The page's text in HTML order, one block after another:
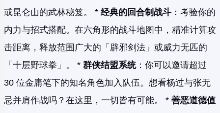
或昆仑山的武林秘笈。 * 经典的回合制战斗 ：考验你的
内力与招式搭配。在六角形的战斗地图中，精准计算攻
击距离，释放范围广大的「辟邪剑法」或威力无匹的
「十层野球拳」。 * 群侠结盟系统：你可以邀请超过
30 位金庸笔下的知名角色加入队伍。想看杨过与张无
忌并肩作战吗？在这里，一切皆有可能。 * 善恶道德值